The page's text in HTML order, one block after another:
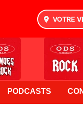
VOTRE
PODCASTS